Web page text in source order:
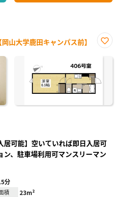
山大学鹿田キャンパス前】
に入
居可能】空いていれば即日入居可
、駐車場利用可マンスリーマン
分
積 23m²